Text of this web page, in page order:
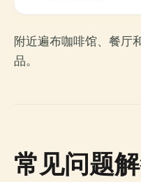
附近遍布咖啡馆、餐厅
品。
常见问题